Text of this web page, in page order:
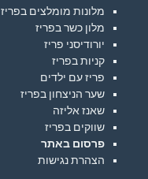
מלונות מומלצים בפריז
מלון כשר בפריז
יורודיסני פריז
קניות בפריז
פריז עם ילדים
שער הניצחון בפריז
שאנז אליזה
שווקים בפריז
פרסום באתר
הצהרת נגישות